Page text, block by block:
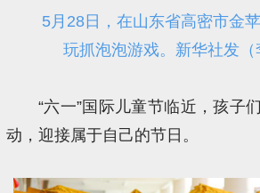
5月28日，在山东省高密市金
玩抓泡泡游戏。新华社发（
“六一”国际儿童节临近，孩子
动，迎接属于自己的节日。